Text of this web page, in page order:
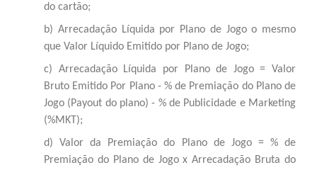
do cartão;
b) Arrecadação Líquida por Plano de Jogo o mesmo
que Valor Líquido Emitido por Plano de Jogo;
c) Arrecadação Líquida por Plano de Jogo = Valor
Bruto Emitido Por Plano - % de Premiação do Plano de
Jogo (Payout do plano) - % de Publicidade e Marketing
(%MKT);
d) Valor da Premiação do Plano de Jogo = % de
Premiação do Plano de Jogo x Arrecadação Bruta do